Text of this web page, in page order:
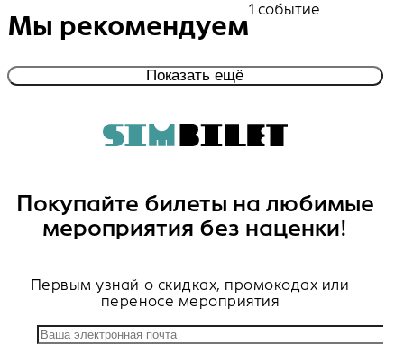
Мы рекомендуем
1 событие
Показать ещё
Покупайте билеты на любимые
мероприятия без наценки!
Первым узнай о скидках, промокодах или
переносе мероприятия